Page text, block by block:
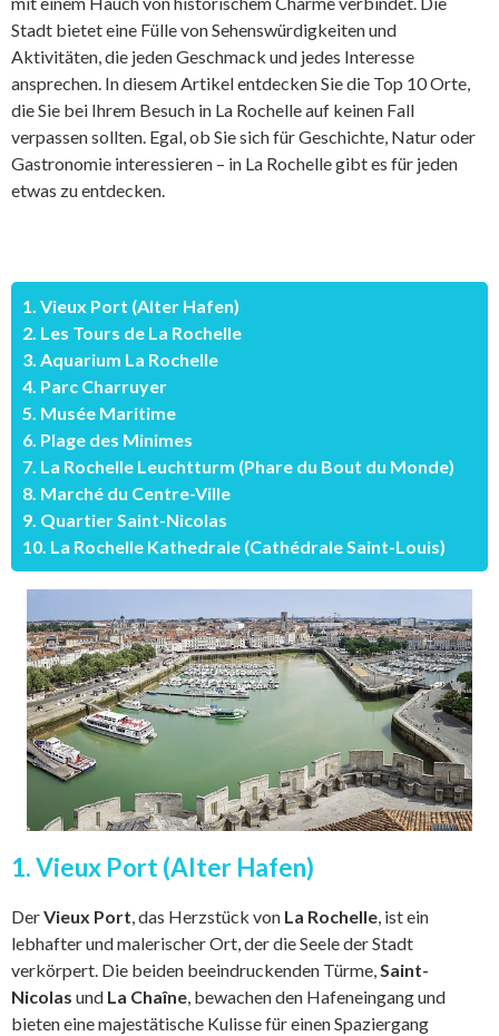
Stadt bietet eine Fülle von Sehenswürdigkeiten und
Aktivitäten, die jeden Geschmack und jedes Interesse
ansprechen. In diesem Artikel entdecken Sie die Top 10 Orte,
die Sie bei Ihrem Besuch in La Rochelle auf keinen Fall
verpassen sollten. Egal, ob Sie sich für Geschichte, Natur oder
Gastronomie interessieren – in La Rochelle gibt es für jeden
etwas zu entdecken.
1. Vieux Port (Alter Hafen)
2. Les Tours de La Rochelle
3. Aquarium La Rochelle
4. Parc Charruyer
5. Musée Maritime
6. Plage des Minimes
7. La Rochelle Leuchtturm (Phare du Bout du Monde)
8. Marché du Centre-Ville
9. Quartier Saint-Nicolas
10. La Rochelle Kathedrale (Cathédrale Saint-Louis)
1. Vieux Port (Alter Hafen)
DerVieux Port, das Herzstück von La Rochelle, ist ein
lebhafter und malerischer Ort, der die Seele der Stadt
verkörpert. Die beiden beeindruckenden Türme,Saint-
Nicolas und La Chaîne, bewachen den Hafeneingang und
bieten eine majestätische Kulisse für einen Spaziergang